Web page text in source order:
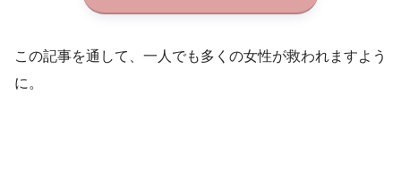
この記事を通して、一人でも多くの女性が救われますよう
に。